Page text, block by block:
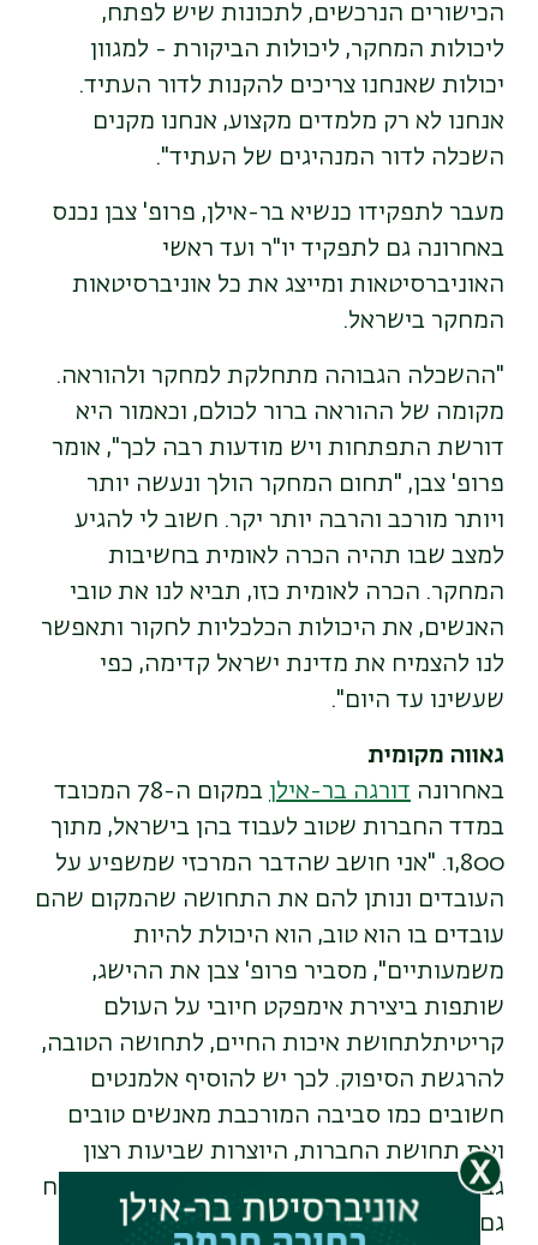
הכישורים הנרכשים, לתכונות שיש לפתח,
ליכולות המחקר, ליכולות הביקורת - למגוון
יכולות שאנחנו צריכים להקנות לדור העתיד.
אנחנו לא רק מלמדים מקצוע, אנחנו מקנים
השכלה לדור המנהיגים של העתיד".
מעבר לתפקידו כנשיא בר-אילן, פרופ' צבן נכנס
באחרונה גם לתפקיד יו"ר ועד ראשי
האוניברסיטאות ומייצג את כל אוניברסיטאות
המחקר בישראל.
"ההשכלה הגבוהה מתחלקת למחקר ולהוראה.
מקומה של ההוראה ברור לכולם, וכאמור היא
דורשת התפתחות ויש מודעות רבה לכך", אומר
פרופ' צבן, "תחום המחקר הולך ונעשה יותר
ויותר מורכב והרבה יותר יקר. חשוב לי להגיע
למצב שבו תהיה הכרה לאומית בחשיבות
המחקר. הכרה לאומית כזו, תביא לנו את טובי
האנשים, את היכולות הכלכליות לחקור ותאפשר
לנו להצמיח את מדינת ישראל קדימה, כפי
שעשינו עד היום".
גאווה מקומית
באחרונה דורגה בר-אילן
במקום ה-78 המכובד
במדד החברות שטוב לעבוד בהן בישראל, מתוך
1,800. "אני חושב שהדבר המרכזי שמשפיע על
העובדים ונותן להם את התחושה שהמקום שהם
עובדים בו הוא טוב, הוא היכולת להיות
משמעותיים", מסביר פרופ' צבן את ההישג,
שותפות ביצירת אימפקט חיובי על העולם
קריטיתלתחושת איכות החיים, לתחושה הטובה,
להרגשת הסיפוק. לכך יש להוסיף אלמנטים
חשובים כמו סביבה המורכבת מאנשים טובים
ואת תחושת החברות, היוצרות שביעות רצון
גבוהה. אני מקווה שנמשיך ללכת קדימה ולצמוח
גם בתחום זה".